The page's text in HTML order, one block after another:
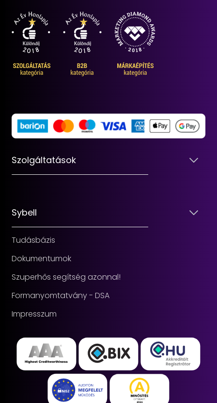
Szolgáltatások
Sybell
Tudásbázis
Dokumentumok
Szuperhős segítség azonnal!
Formanyomtatvány - DSA
Impresszum